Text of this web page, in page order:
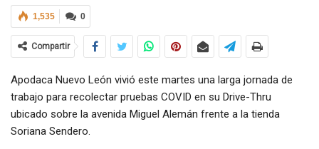
0
1,535
Compartir
Apodaca Nuevo León vivió este martes una larga jornada de
trabajo para recolectar pruebas COVID en su Drive-Thru
ubicado sobre la avenida Miguel Alemán frente a la tienda
Soriana Sendero.